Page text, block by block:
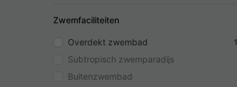
Zwemfaciliteiten
Overdekt zwembad 1
Subtropisch zwemparadijs
Buitenzwembad